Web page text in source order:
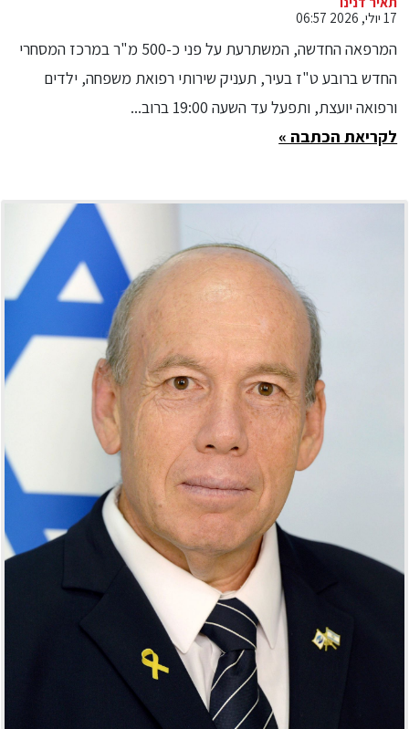
17 יולי, 2026 06:57
המרפאה החדשה, המשתרעת על פני כ-500 מ"ר במרכז המסחרי
החדש ברובע ט"ז בעיר, תעניק שירותי רפואת משפחה, ילדים
ורפואה יועצת, ותפעל עד השעה 19:00 ברוב...
לקריאת הכתבה »